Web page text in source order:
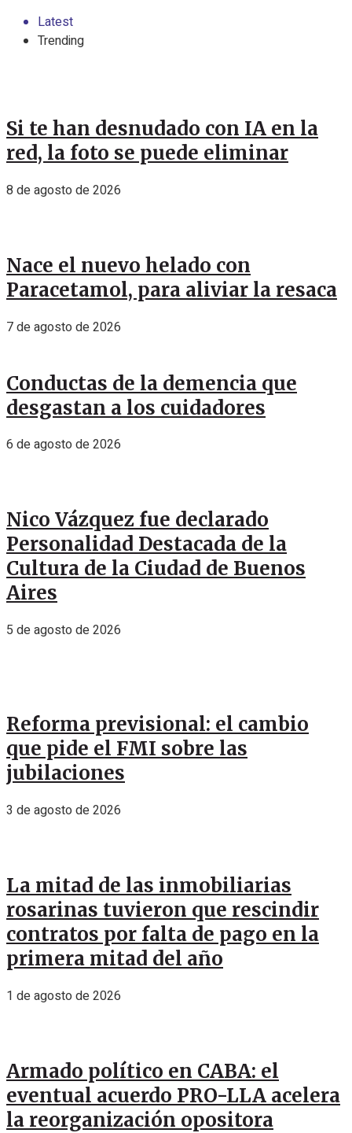
Latest
Trending
Si te han desnudado con IA en la
red, la foto se puede eliminar
8 de agosto de 2026
Nace el nuevo helado con
Paracetamol, para aliviar la resaca
7 de agosto de 2026
Conductas de la demencia que
desgastan a los cuidadores
6 de agosto de 2026
Nico Vázquez fue declarado
Personalidad Destacada de la
Cultura de la Ciudad de Buenos
Aires
5 de agosto de 2026
Reforma previsional: el cambio
que pide el FMI sobre las
jubilaciones
3 de agosto de 2026
La mitad de las inmobiliarias
rosarinas tuvieron que rescindir
contratos por falta de pago en la
primera mitad del año
1 de agosto de 2026
Armado político en CABA: el
eventual acuerdo PRO-LLA acelera
la reorganización opositora